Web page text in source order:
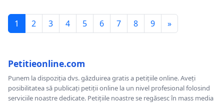
1 2 3 4 5 6 7 8 9 »
Petitieonline.com
Punem la dispoziția dvs. găzduirea gratis a petițiile online. Aveți
posibilitatea să publicați petiții online la un nivel profesional folosind
serviciile noastre dedicate. Petițiile noastre se regăsesc în mass media